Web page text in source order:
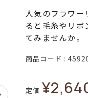
人気のフラワー
ると毛糸やリ
てみませんか。
商品コード
定価 ¥